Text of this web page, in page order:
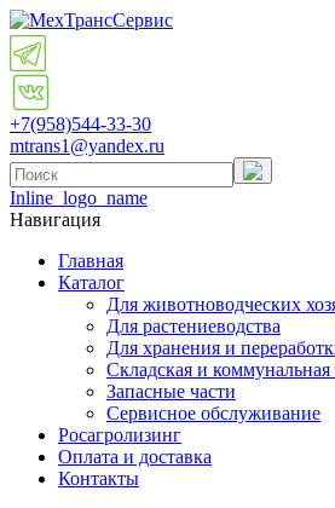
+7(958)544-33-30
mtrans1@yandex.ru
Inline_logo_name
Навигация
Главная
Каталог
Для животноводческих
Для растениеводства
Для хранения и
Складская и коммунальная
Запасные части
Cервисное обслуживание
Росагролизинг
Оплата и доставка
Контакты